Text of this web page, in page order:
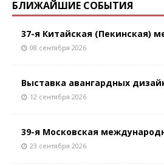
БЛИЖАЙШИЕ СОБЫТИЯ
37-я Китайская (Пекинская)
08 сентября 2026
Выставка авангардных
12 сентября 2026
39-я Московская
23 сентября 2026